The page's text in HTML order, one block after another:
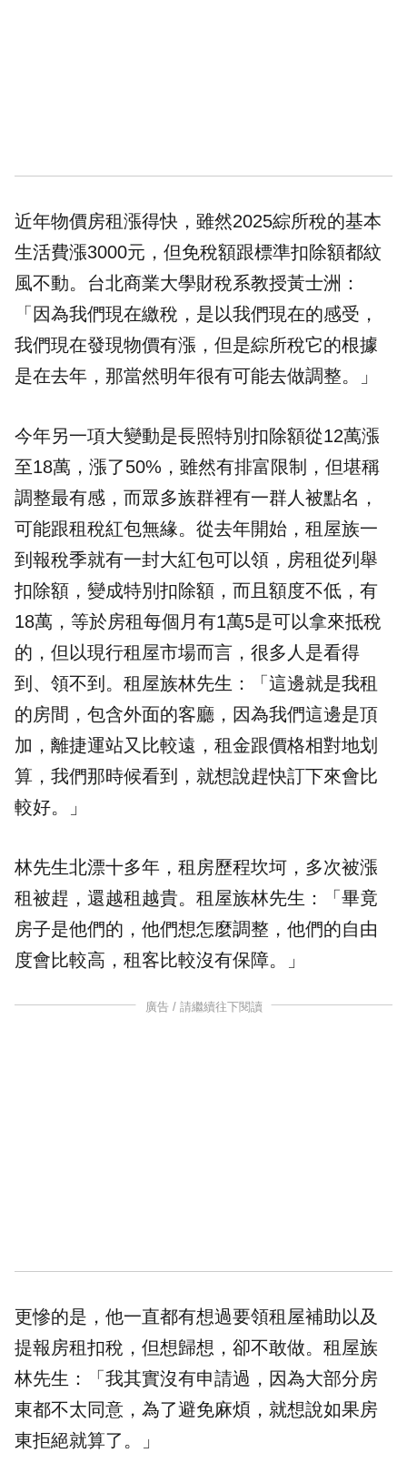
近年物價房租漲得快，雖然2025綜所稅的基本
生活費漲3000元，但免稅額跟標準扣除額都紋
風不動。台北商業大學財稅系教授黃士洲：
「因為我們現在繳稅，是以我們現在的感受，
我們現在發現物價有漲，但是綜所稅它的根據
是在去年，那當然明年很有可能去做調整。」
今年另一項大變動是長照特別扣除額從12萬漲
至18萬，漲了50%，雖然有排富限制，但堪稱
調整最有感，而眾多族群裡有一群人被點名，
可能跟租稅紅包無緣。從去年開始，租屋族一
到報稅季就有一封大紅包可以領，房租從列舉
扣除額，變成特別扣除額，而且額度不低，有
18萬，等於房租每個月有1萬5是可以拿來抵稅
的，但以現行租屋市場而言，很多人是看得
到、領不到。租屋族林先生：「這邊就是我租
的房間，包含外面的客廳，因為我們這邊是頂
加，離捷運站又比較遠，租金跟價格相對地划
算，我們那時候看到，就想說趕快訂下來會比
較好。」
林先生北漂十多年，租房歷程坎坷，多次被漲
租被趕，還越租越貴。租屋族林先生：「畢竟
房子是他們的，他們想怎麼調整，他們的自由
度會比較高，租客比較沒有保障。」
廣告 / 請繼續往下閱讀
更慘的是，他一直都有想過要領租屋補助以及
提報房租扣稅，但想歸想，卻不敢做。租屋族
林先生：「我其實沒有申請過，因為大部分房
東都不太同意，為了避免麻煩，就想說如果房
東拒絕就算了。」